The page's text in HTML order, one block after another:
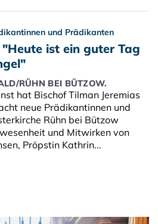
und Prädikanten
"Heute ist ein guter Tag
RÜHN BEI BÜTZOW.
hat Bischof Tilman Jeremias
neue Prädikantinnen und
Rühn bei Bützow
und Mitwirken von
Pröpstin Kathrin...